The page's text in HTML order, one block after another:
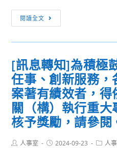
員
舉
結
果
語
課
程
招
生，
敬
請
惠
閱讀全文
息
轉
檢
送
國
立
臺
灣
[訊息轉知]為積極
任事、創新服務
案著有績效者，
關（構）執行重
核予獎勵，請參閱
Post人事室
Post2024-09-23
Post人